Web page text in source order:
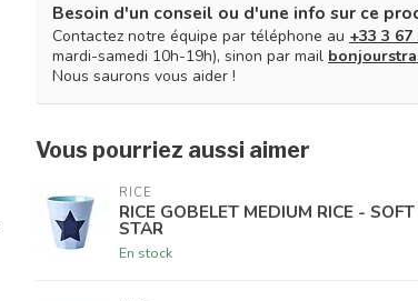
Besoin d'un conseil ou d'une info sur ce
Contactez notre équipe par téléphone au +33 3 67
mardi-samedi 10h-19h), sinon par mail
Nous saurons vous aider !
Vous pourriez aussi aimer
RICE
RICE GOBELET MEDIUM RICE -
STAR
En stock